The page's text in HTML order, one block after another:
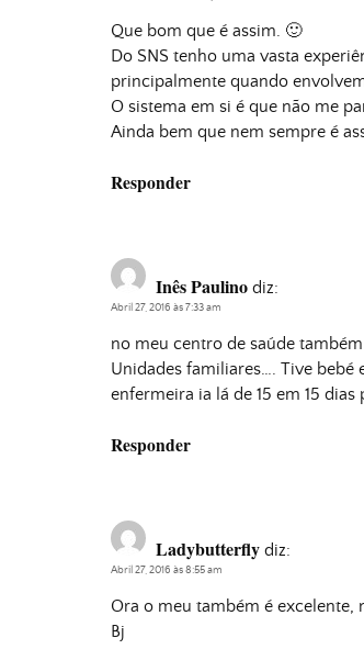
Que bom que é assim. 🙂
Do SNS tenho uma vasta
principalmente quando
O sistema em si é que não me
Ainda bem que nem sempre é
Responder
Inês Paulino diz:
Abril 27, 2016 às 7:33 am
no meu centro de saúde
Unidades familiares…. Tive
enfermeira ia lá de 15 em 15 dias
Responder
Ladybutterfly diz:
Abril 27, 2016 às 8:55 am
Ora o meu também é excelente,
Bj